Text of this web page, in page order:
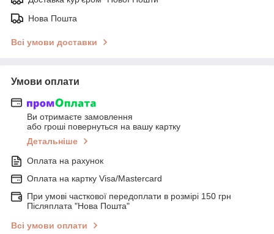
Нова Пошта
Всі умови доставки
Умови оплати
Ви отримаєте замовлення
або гроші повернуться на вашу картку
Детальніше
Оплата на рахунок
Оплата на картку Visa/Mastercard
При умові часткової передоплати в розмірі 150 грн
Післяплата "Нова Пошта"
Всі умови оплати